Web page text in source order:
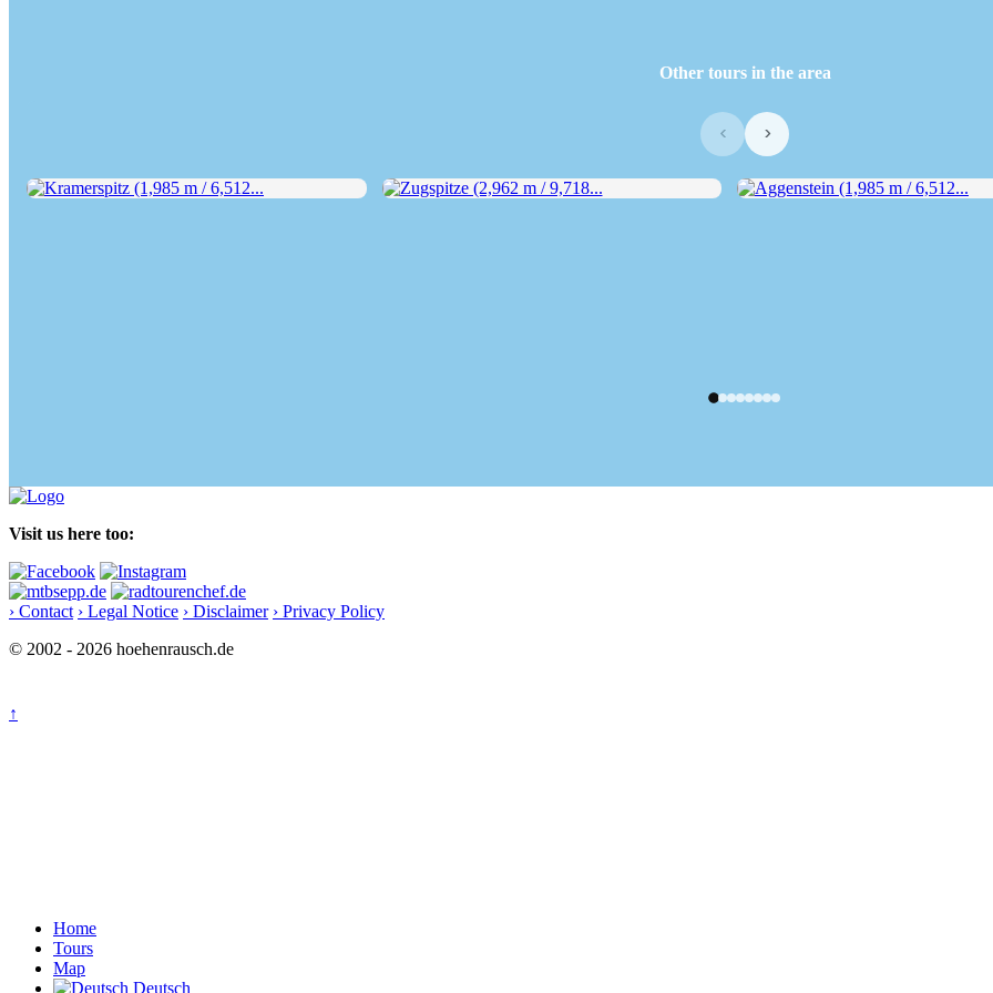
Other tours in the area
‹ ›
Visit us here too:
› Contact › Legal Notice › Disclaimer › Privacy Policy
© 2002 - 2026 hoehenrausch.de
↑
Home
Tours
Map
Deutsch